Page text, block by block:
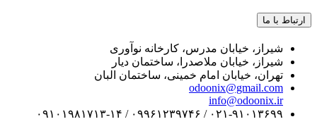
ارتباط با ما
شیراز، خیابان مدرس، کارخانه نوآوری
شیراز، خیابان ملاصدرا، ساختمان دیار
تهران، خیابان امام خمینی، ساختمان البان
odoonix@gmail.com
info@odoonix.ir
۰۲۱-۹۱۰۱۳۶۹۹ / ۰۹۹۶۱۲۳۹۷۴۶ / ۰۹۱۰۱۹۸۱۷۱۳-۱۴